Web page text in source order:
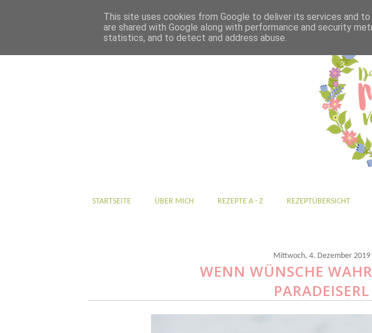
STARTSEITE ÜBER MICH REZEPTE A - Z REZEPTÜBERSICHT
Mittwoch, 4. Dezember 2019
WENN WÜNSCHE
PARADEISERL
This site uses cookies from Google to deliver its services and
are shared with Google along with performance and security
statistics, and to detect and address abuse.